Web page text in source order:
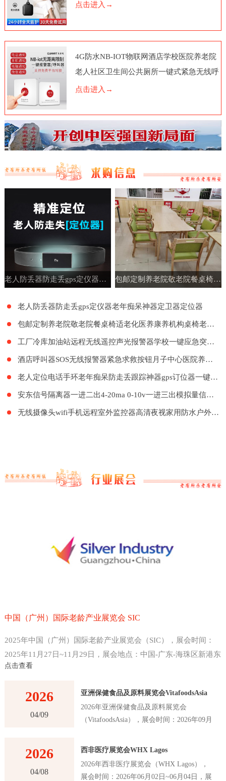
点击进入→
4G防水NB-IOT物联网酒店学校医院养老院
老人社区卫生间公共厕所一键式紧急无线呼
叫报警器按钮电话脑远程
点击进入→
老人防丢器防走丢gps定仪器老年痴呆神器定卫器定位器 包邮定制养老院敬老院餐桌椅适老化医养康养机构桌椅老年公寓家具
老人防丢器防走丢gps定仪器老年痴呆神器定卫器定位器
包邮定制养老院敬老院餐桌椅适老化医养康养机构桌椅老年公寓家具
工厂冷库加油站远程无线遥控声光报警器学校一键应急突发紧急呼叫
酒店呼叫器SOS无线报警器紧急求救按钮月子中心医院养老院LORA远距离呼叫系统餐厅工厂餐饮呼叫器医护呼叫器
老人定位电话手环老年痴呆防走丢跟踪神器gps订位器一键报警手表
安东信号隔离器一进二出4-20ma 0-10v一进三出模拟量信号隔离器
无线摄像头wifi手机远程室外监控器高清夜视家用防水户外探头套装
中国（广州）国际老龄产业展览会 SIC
2025年中国（广州）国际老龄产业展览会（SIC），展会时间：
2025年11月27日~11月29日，展会地点：中国-广东-海珠区新港东
路1000号-广州保利世贸博览馆，主办方：中国老龄产业协会 、
点击查看
2026
04/09
亚洲保健食品及原料展览会VitafoodsAsia
2026年亚洲保健食品及原料展览会
（VitafoodsAsia），展会时间：2026年09月
New Ratchadapisek Rd., Khlong Toei,
家会议中心（QSNCC），主办方：Informa
2026
04/08
西非医疗展览会WHX Lagos
2026年西非医疗展览会（WHX Lagos），
展会时间：2026年06月02日~06月04日，展